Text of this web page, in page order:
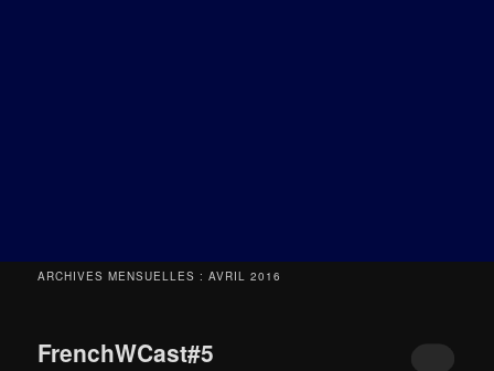
ARCHIVES MENSUELLES :AVRIL 2016
FrenchWCast#5